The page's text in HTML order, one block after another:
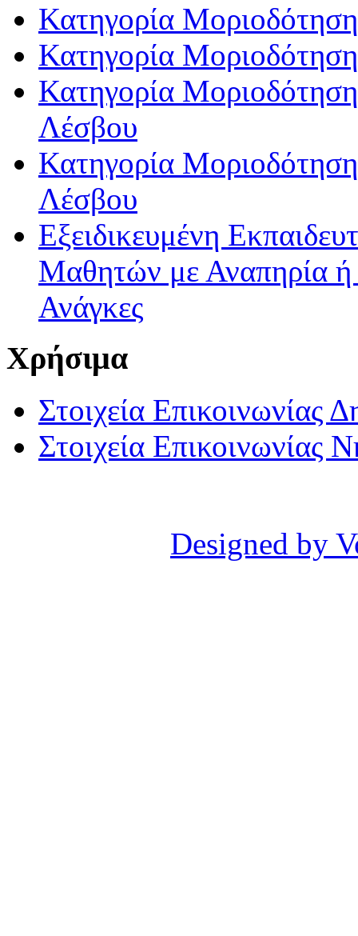
Κατηγορία
Κατηγορία
Κατηγορία
Λέσβου
Κατηγορία
Λέσβου
Εξειδικευμένη
Μαθητών με Αναπηρία ή /
Ανάγκες
Χρήσιμα
Στοιχεία Επικοινωνίας
Στοιχεία Επικοινωνίας
Designed by